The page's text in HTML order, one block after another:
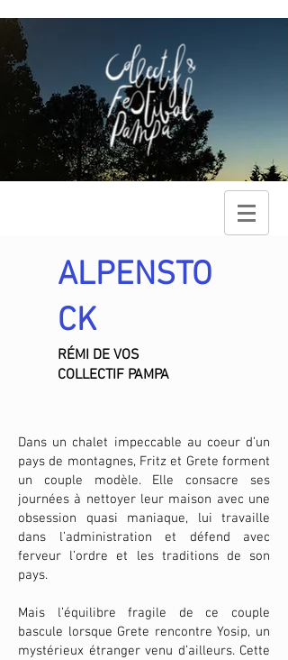
ALPENSTO
CK
RÉMI DE VOS
COLLECTIF PAMPA
Dans un chalet impeccable au coeur d’un
pays de montagnes, Fritz et Grete forment
un couple modèle. Elle consacre ses
journées à nettoyer leur maison avec une
obsession quasi maniaque, lui travaille
dans l’administration et défend avec
ferveur l’ordre et les traditions de son
pays.
Mais l’équilibre fragile de ce couple
bascule lorsque Grete rencontre Yosip, un
mystérieux étranger venu d’ailleurs. Cette